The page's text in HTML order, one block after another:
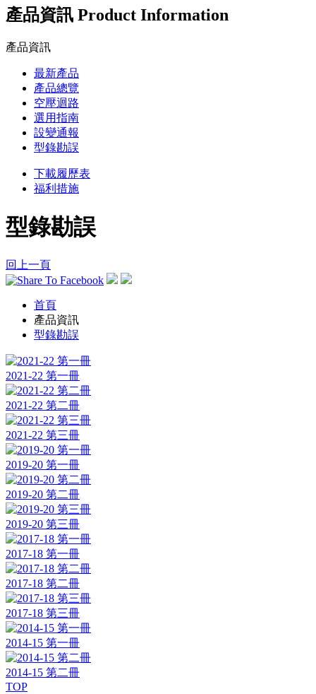
產品資訊 Product Information
產品資訊
最新產品
產品總覽
空壓迴路
選用指南
設變通報
型錄勘誤
下載履歷表
福利措施
型錄勘誤
回上一頁
首頁
產品資訊
型錄勘誤
2021-22 第一冊
2021-22 第二冊
2021-22 第三冊
2019-20 第一冊
2019-20 第二冊
2019-20 第三冊
2017-18 第一冊
2017-18 第二冊
2017-18 第三冊
2014-15 第一冊
2014-15 第二冊
TOP